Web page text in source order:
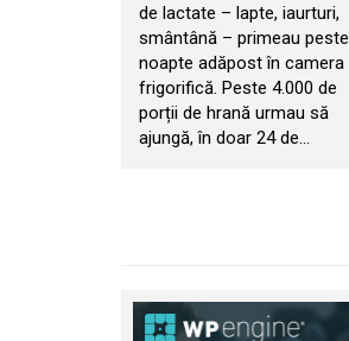
de lactate – lapte, iaurturi,
smântână – primeau peste
noapte adăpost în camera
frigorifică. Peste 4.000 de
porții de hrană urmau să
ajungă, în doar 24 de…